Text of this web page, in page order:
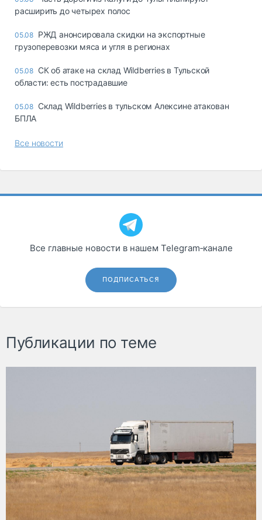
расширить до четырех полос
05.08 РЖД анонсировала скидки на экспортные
грузоперевозки мяса и угля в регионах
05.08 СК об атаке на склад Wildberries в Тульской
области: есть пострадавшие
05.08 Склад Wildberries в тульском Алексине атакован
БПЛА
Все новости
Все главные новости в нашем Telegram‑канале
ПОДПИСАТЬСЯ
Публикации по теме